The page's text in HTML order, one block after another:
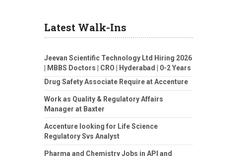
Latest Walk-Ins
Jeevan Scientific Technology Ltd Hiring 2026
| MBBS Doctors | CRO | Hyderabad | 0-2 Years
Drug Safety Associate Require at Accenture
Work as Quality & Regulatory Affairs
Manager at Baxter
Accenture looking for Life Science
Regulatory Svs Analyst
Pharma and Chemistry Jobs in API and